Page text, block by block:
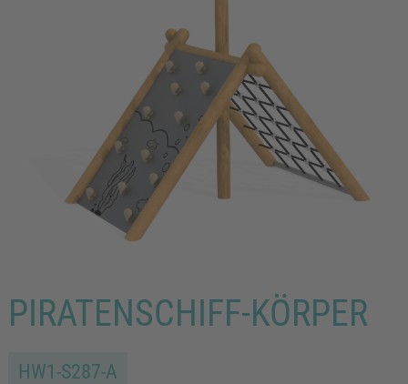
PIRATENSCHIFF-KÖRPER
HW1-S287-A